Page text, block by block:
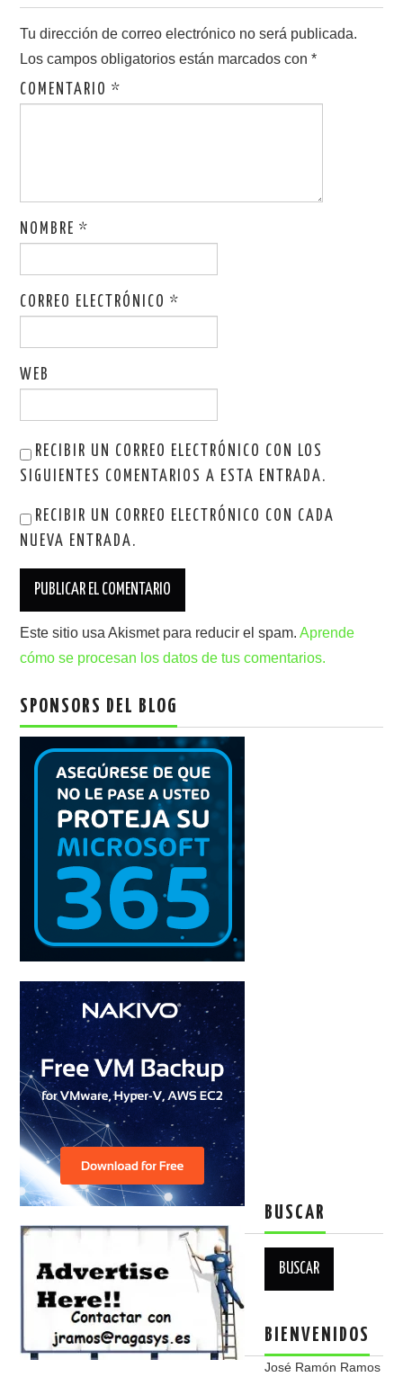
Tu dirección de correo electrónico no será publicada.
Los campos obligatorios están marcados con*
COMENTARIO*
NOMBRE*
CORREO ELECTRÓNICO*
WEB
RECIBIR UN CORREO ELECTRÓNICO CON LOS
SIGUIENTES COMENTARIOS A ESTA ENTRADA.
RECIBIR UN CORREO ELECTRÓNICO CON CADA
NUEVA ENTRADA.
Este sitio usa Akismet para reducir el spam.Aprende
cómo se procesan los datos de tus comentarios.
SPONSORS DEL BLOG
BUSCAR
BIENVENIDOS
José Ramón Ramos